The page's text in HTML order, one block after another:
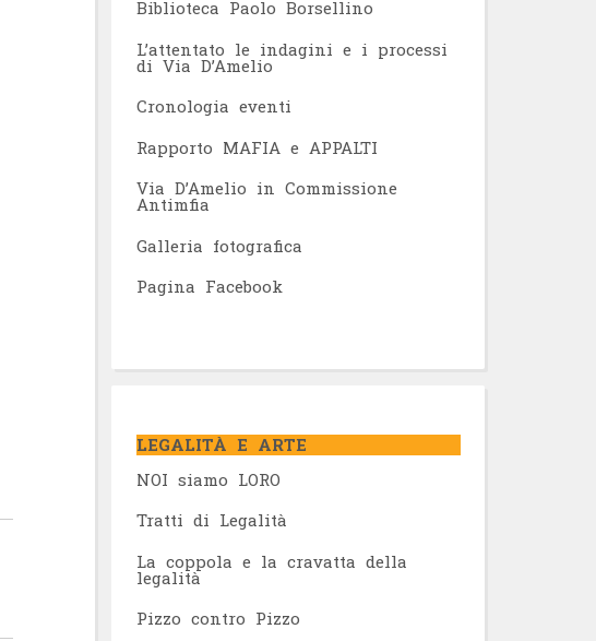
Biblioteca Paolo Borsellino
L’attentato le indagini e i processi
di Via D’Amelio
Cronologia eventi
Rapporto MAFIA e APPALTI
Via D’Amelio in Commissione
Antimfia
Galleria fotografica
Pagina Facebook
LEGALITÀ E ARTE
NOI siamo LORO
Tratti di Legalità
La coppola e la cravatta della
legalità
Pizzo contro Pizzo